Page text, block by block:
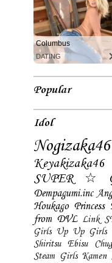
Columbus
DATING
Popular
Idol
Nogizaka46
Keyakizaka46
Dempagumi.inc
Houkago Princess
from DVL Link
Girls Up Up Girls
Shiritsu Ebisu
Steam Girls Kamen